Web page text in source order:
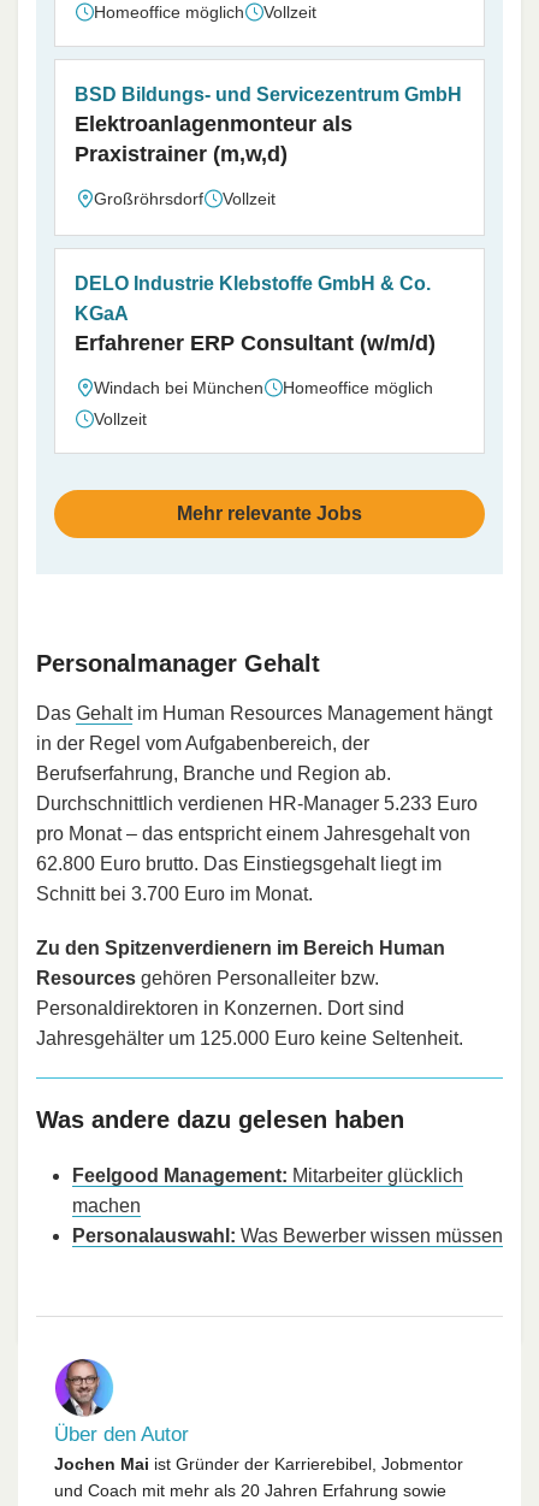
Homeoffice möglich
Vollzeit
BSD Bildungs- und Servicezentrum GmbH
Elektroanlagenmonteur als
Praxistrainer (m,w,d)
Großröhrsdorf Vollzeit
DELO Industrie Klebstoffe GmbH & Co.
KGaA
Erfahrener ERP Consultant (w/m/d)
Windach bei München
Homeoffice möglich
Vollzeit
Mehr relevante Jobs
Personalmanager Gehalt
Das Gehaltim Human Resources Management hängt
in der Regel vom Aufgabenbereich, der
Berufserfahrung, Branche und Region ab.
Durchschnittlich verdienen HR-Manager 5.233 Euro
pro Monat – das entspricht einem Jahresgehalt von
62.800 Euro brutto. Das Einstiegsgehalt liegt im
Schnitt bei 3.700 Euro im Monat.
Zu den Spitzenverdienern im Bereich Human
Resources gehören Personalleiter bzw.
Personaldirektoren in Konzernen. Dort sind
Jahresgehälter um 125.000 Euro keine Seltenheit.
Was andere dazu gelesen haben
Feelgood Management: Mitarbeiter glücklich
machen
Personalauswahl: Was Bewerber wissen müssen
Über den Autor
Jochen Mai ist Gründer der Karrierebibel, Jobmentor
und Coach mit mehr als 20 Jahren Erfahrung sowie